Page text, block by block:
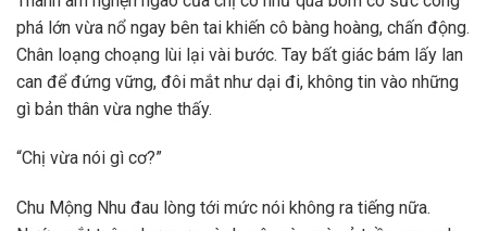
phá lớn vừa nổ ngay bên tai khiến cô bàng hoàng, chấn động.
Chân loạng choạng lùi lại vài bước. Tay bất giác bám lấy lan
can để đứng vững, đôi mắt như dại đi, không tin vào những
gì bản thân vừa nghe thấy.
“Chị vừa nói gì cơ?”
Chu Mộng Nhu đau lòng tới mức nói không ra tiếng nữa.